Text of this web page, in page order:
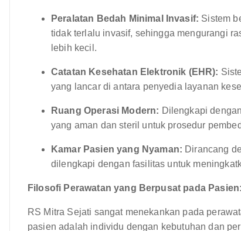
Peralatan Bedah Minimal Invasif: Sistem
tidak terlalu invasif, sehingga mengurangi
lebih kecil.
Catatan Kesehatan Elektronik (EHR):
yang lancar di antara penyedia layanan
Ruang Operasi Modern: Dilengkapi
yang aman dan steril untuk prosedur
Kamar Pasien yang Nyaman: Dirancang
dilengkapi dengan fasilitas untuk
Filosofi Perawatan yang Berpusat pada Pasien:
RS Mitra Sejati sangat menekankan pada
pasien adalah individu dengan kebutuhan dan